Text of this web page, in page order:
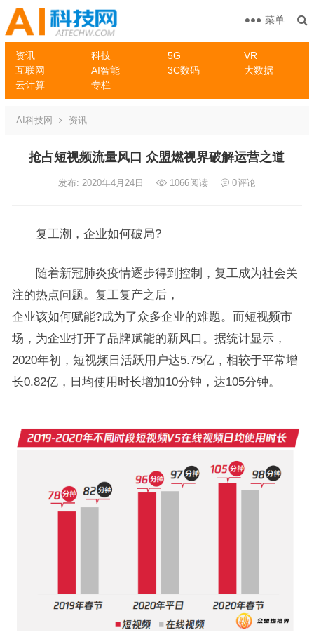
资讯 科技 5G
VR
互联网
AI智能 3C数码
大数据
云计算
专栏
菜单
AI科技网 资讯
抢占短视频流量风口 众盟燃视界破解运营之道
发布: 2020年4月24日 1066阅读 0评论
复工潮，企业如何破局?
随着新冠肺炎疫情逐步得到控制，复工成为社会关
注的热点问题。复工复产之后，
企业该如何赋能?成为了众多企业的难题。而短视频市
场，为企业打开了品牌赋能的新风口。据统计显示，
2020年初，短视频日活跃用户达5.75亿，相较于平常增
长0.82亿，日均使用时长增加10分钟，达105分钟。